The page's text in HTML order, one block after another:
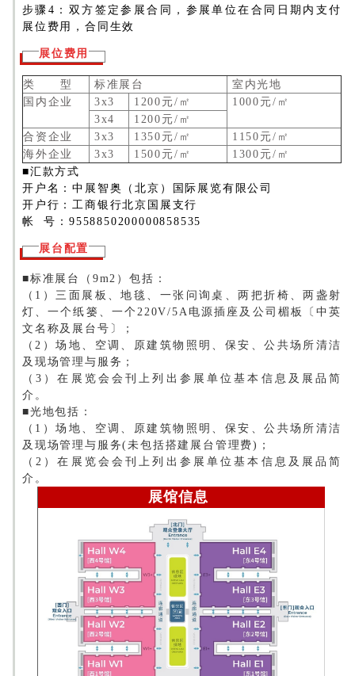
步骤4：双方签定参展合同，参展单位在合同日期内支付
展位费用，合同生效
展位费用
类 型 标准展台
室内光地
国内企业
3x3 1200元/㎡
1000元/㎡
3x4
1200元/㎡
合资企业
3x3 1350元/㎡
1150元/㎡
海外企业
3x3 1500元/㎡
1300元/㎡
■汇款方式
开户名：中展智奥（北京）国际展览有限公司
开户行：工商银行北京国展支行
帐 号：9558850200000858535
展台配置
■标准展台（9m2）包括：
（1）三面展板、地毯、一张问询桌、两把折椅、两盏射
灯、一个纸篓、一个220V/5A电源插座及公司楣板〔中英
文名称及展台号〕；
（2）场地、空调、原建筑物照明、保安、公共场所清洁
及现场管理与服务；
（3）在展览会会刊上列出参展单位基本信息及展品简
介。
■光地包括：
（1）场地、空调、原建筑物照明、保安、公共场所清洁
及现场管理与服务(未包括搭建展台管理费)；
（2）在展览会会刊上列出参展单位基本信息及展品简
介。
展馆信息